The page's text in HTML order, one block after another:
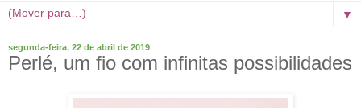
▼
segunda-feira, 22 de abril de 2019
Perlé, um fio com infinitas possibilidades